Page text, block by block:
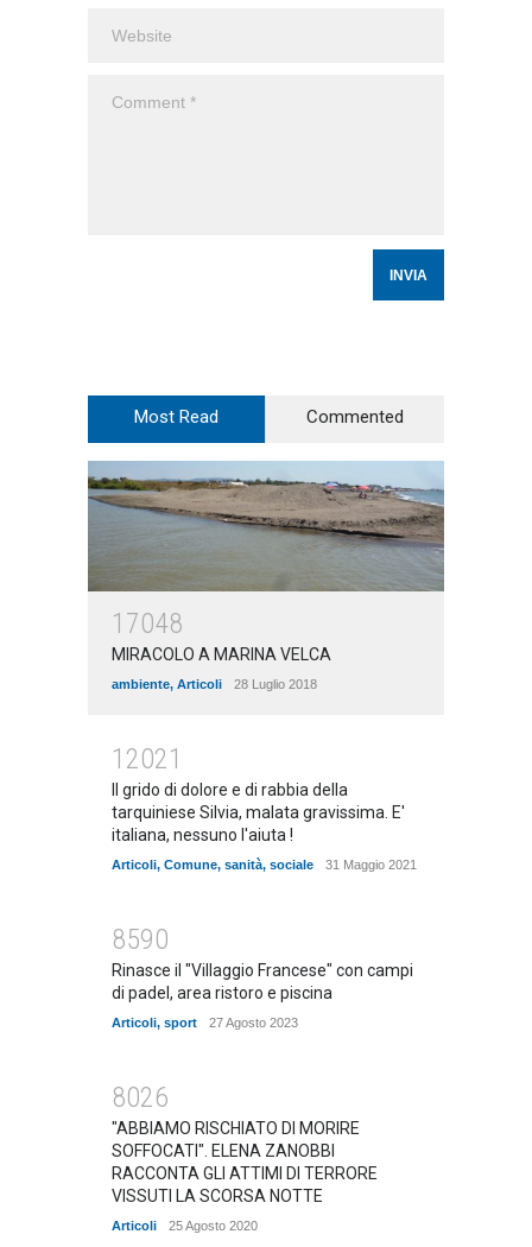
Most Read Commented
17048
MIRACOLO A MARINA VELCA
ambiente, Articoli 28 Luglio 2018
12021
Il grido di dolore e di rabbia della
tarquiniese Silvia, malata gravissima. E'
italiana, nessuno l'aiuta !
Articoli, Comune, sanità, sociale 31 Maggio 2021
8590
Rinasce il "Villaggio Francese" con campi
di padel, area ristoro e piscina
Articoli, sport 27 Agosto 2023
8026
"ABBIAMO RISCHIATO DI MORIRE
SOFFOCATI". ELENA ZANOBBI
RACCONTA GLI ATTIMI DI TERRORE
VISSUTI LA SCORSA NOTTE
Articoli 25 Agosto 2020